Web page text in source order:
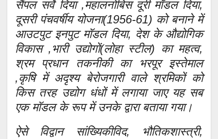
सैंपल सर्वे दिया ,महालनोबिस दूरी मॉडल दिया,
दूसरी पंचवर्षीय योजना(1956-61) को बनाने में
आउटपुट इनपुट मॉडल दिया, देश के औद्योगिक
विकास ,भारी उद्योगों(लोहा स्टील) का महत्व,
श्रम प्रधान तकनीकी का भरपूर इस्तेमाल
,कृषि में अदृश्य बेरोजगारी वाले श्रमिकों को
किस तरह उद्योग धंधों में लगाया जाए यह सब
एक मॉडल के रूप में उनके द्वारा बताया गया।
ऐसे विद्वान सांख्यिकीविद, भौतिकशास्त्री,